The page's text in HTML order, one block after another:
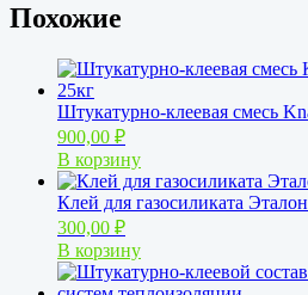
Похожие
Штукатурно-клеевая смесь
900,00 ₽
В корзину
Клей для газосиликата
300,00 ₽
В корзину